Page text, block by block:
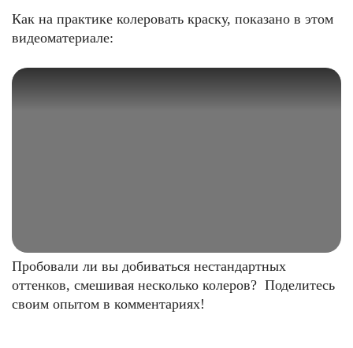
Как на практике колеровать краску, показано в этом
видеоматериале:
Пробовали ли вы добиваться нестандартных
оттенков, смешивая несколько колеров? Поделитесь
своим опытом в комментариях!